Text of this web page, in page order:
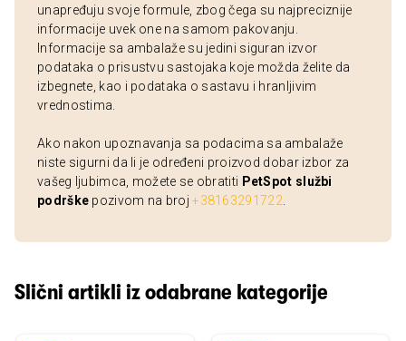
unapređuju svoje formule, zbog čega su najpreciznije
informacije uvek one na samom pakovanju.
Informacije sa ambalaže su jedini siguran izvor
podataka o prisustvu sastojaka koje možda želite da
izbegnete, kao i podataka o sastavu i hranljivim
vrednostima.
Ako nakon upoznavanja sa podacima sa ambalaže
niste sigurni da li je određeni proizvod dobar izbor za
vašeg ljubimca, možete se obratiti PetSpot službi
podrške pozivom na broj+38163291722
Slični artikli iz odabrane kategorije